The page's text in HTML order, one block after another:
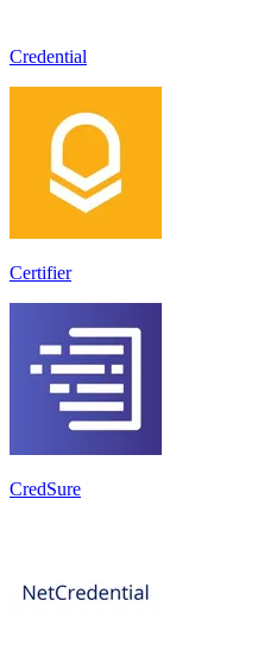
Credential
Certifier
CredSure